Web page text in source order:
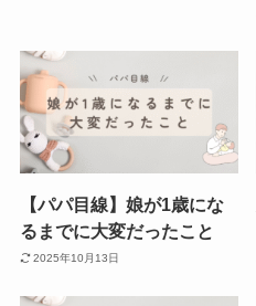
【パパ目線】娘が1歳にな
るまでに大変だったこと
2025年10月13日